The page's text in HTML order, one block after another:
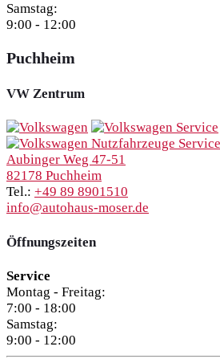
Samstag:
9:00 - 12:00
Puchheim
VW Zentrum
Aubinger Weg 47-51
82178 Puchheim
Tel.: +49 89 8901510
info@autohaus-moser.de
Öffnungszeiten
Service
Montag - Freitag:
7:00 - 18:00
Samstag:
9:00 - 12:00